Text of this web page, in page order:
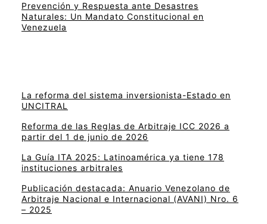
Prevención y Respuesta ante Desastres
Naturales: Un Mandato Constitucional en
Venezuela
La reforma del sistema inversionista-Estado en
UNCITRAL
Reforma de las Reglas de Arbitraje ICC 2026 a
partir del 1 de junio de 2026
La Guía ITA 2025: Latinoamérica ya tiene 178
instituciones arbitrales
Publicación destacada: Anuario Venezolano de
Arbitraje Nacional e Internacional (AVANI) Nro. 6
– 2025